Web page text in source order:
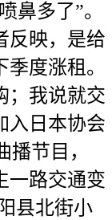
鼻多了”。
反映，是给
度涨租。
；我说就交
入日本协会
播节目，
一路交通变
县北街小